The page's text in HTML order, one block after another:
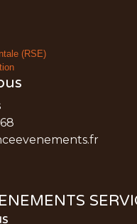
(RSE)